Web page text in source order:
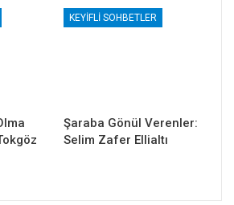
KEYIFLI SOHBETLER
Şaraba Gönül Verenler:
Selim Zafer Ellialtı